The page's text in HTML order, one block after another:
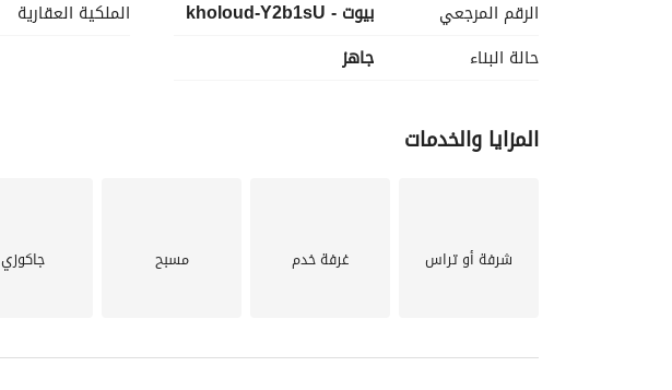
الرقم المرجعي
بيوت - kholoud-Y2b1sU
حالة البناء
جاهز
الملكية العقارية
المزايا والخدمات
شرفة أو تراس غرفة خدم مسبح جاكوزي